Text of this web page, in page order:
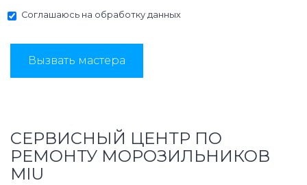
Соглашаюсь на обработку данных
Вызвать мастера
СЕРВИСНЫЙ ЦЕНТР ПО
РЕМОНТУ МОРОЗИЛЬНИКОВ
MIU